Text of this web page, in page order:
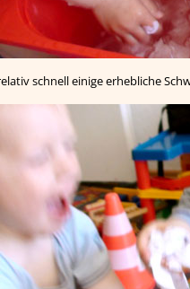
schnell einige erhebliche